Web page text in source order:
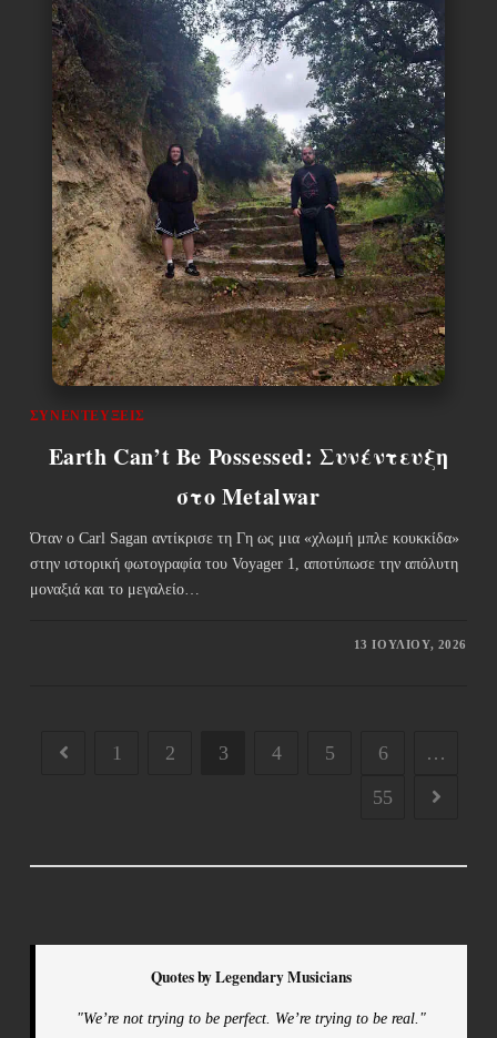
ΣΥΝΕΝΤΕΎΞΕΙΣ
Earth Can’t Be Possessed: Συνέντευξη
στο Metalwar
Όταν ο Carl Sagan αντίκρισε τη Γη ως μια «χλωμή μπλε κουκκίδα»
στην ιστορική φωτογραφία του Voyager 1, αποτύπωσε την απόλυτη
μοναξιά και το μεγαλείο…
13 ΙΟΥΛΊΟΥ, 2026
1 2 3 4 5 6
…
55
Quotes by Legendary Musicians
"We’re not trying to be perfect. We’re trying to be real."